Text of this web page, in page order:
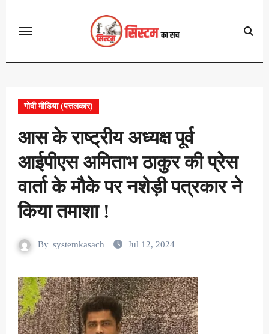
गोदी मीडिया (पत्तलकार)
आस के राष्ट्रीय अध्यक्ष पूर्व
आईपीएस अमिताभ ठाकुर की प्रेस
वार्ता के मौके पर नशेड़ी पत्रकार ने
किया तमाशा !
By systemkasach Jul 12, 2024